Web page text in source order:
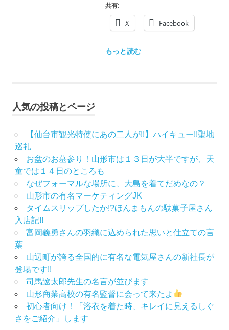
共有:
X Facebook
もっと読む
人気の投稿とページ
【仙台市観光特使にあの二人が!!】ハイキュー!!聖地
巡礼
お盆のお墓参り！山形市は１３日が大半ですが、天
童では１４日のところも
なぜフォーマルな場所に、大島を着てだめなの？
山形市の有名マーケティングJK
タイムスリップしたか!?ほんまもんの駄菓子屋さん
入店記!!
富岡義勇さんの羽織に込められた思いと仕立ての言
葉
山辺町が誇る全国的に有名な電気屋さんの新社長が
登場です!!
司馬遼太郎先生の名言が並びます
山形商業高校の有名監督に会って来たよ
初心者向け！「浴衣を着た時、キレイに見えるしぐ
さをご紹介」します